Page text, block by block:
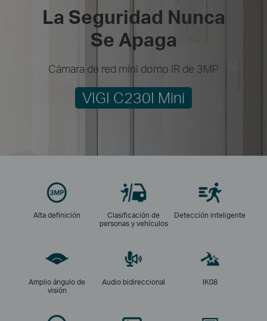
La Seguridad Nunca
Se Apaga
Cámara de red mini domo IR de 3MP
VIGI C230I Mini
Alta definición
Clasificación de
personas y vehículos
Detección inteligente
Amplio ángulo de
visión
Audio bidireccional IK08